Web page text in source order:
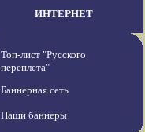
ИНТЕРНЕТ
Топ-лист "Русского
переплета"
Баннерная сеть
Наши баннеры